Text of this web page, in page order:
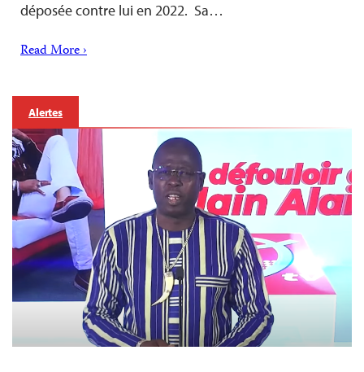
déposée contre lui en 2022. Sa…
Read More ›
Alertes